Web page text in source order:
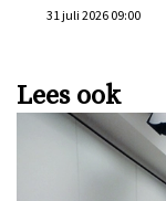
31 juli 2026 09:00
Lees ook